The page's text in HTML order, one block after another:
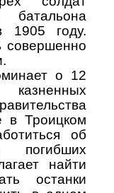
батальона
1905 году.
совершенно
о 12
в Троицком
об
погибших
найти
останки